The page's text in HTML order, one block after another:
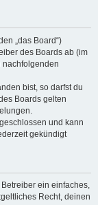
„das Board“)
des Boards ab (im
nachfolgenden
bist, so darfst du
Boards gelten
und kann
gekündigt
ein einfaches,
Recht, deinen